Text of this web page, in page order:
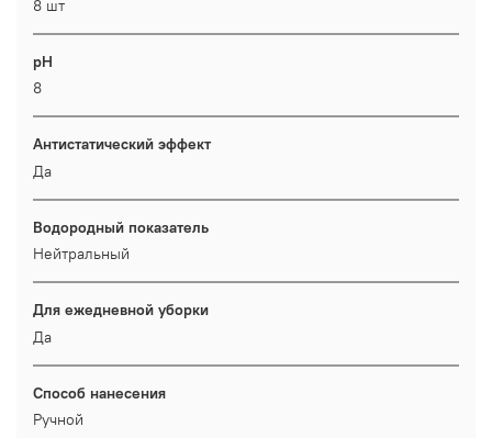
8 шт
pH
8
Антистатический эффект
Да
Водородный показатель
Нейтральный
Для ежедневной уборки
Да
Способ нанесения
Ручной